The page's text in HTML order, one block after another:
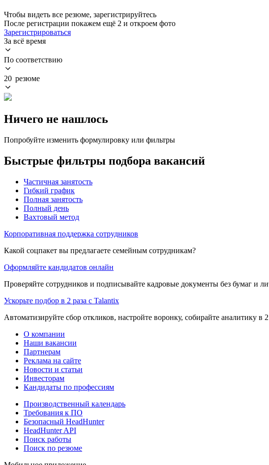
Чтобы видеть все резюме, зарегистрируйтесь
После регистрации покажем ещё 2 и откроем фото
Зарегистрироваться
За всё время
По соответствию
20 резюме
Ничего не нашлось
Попробуйте изменить формулировку или фильтры
Быстрые фильтры подбора вакансий
Частичная занятость
Гибкий график
Полная занятость
Полный день
Вахтовый метод
Корпоративная поддержка сотрудников
Какой соцпакет вы предлагаете семейным сотрудникам?
Оформляйте кандидатов онлайн
Проверяйте сотрудников и подписывайте кадровые документы без бумаг и
Ускорьте подбор в 2 раза с Talantix
Автоматизируйте сбор откликов, настройте воронку, собирайте аналитику в
О компании
Наши вакансии
Партнерам
Реклама на сайте
Новости и статьи
Инвесторам
Кандидаты по профессиям
Производственный календарь
Требования к ПО
Безопасный HeadHunter
HeadHunter API
Поиск работы
Поиск по резюме